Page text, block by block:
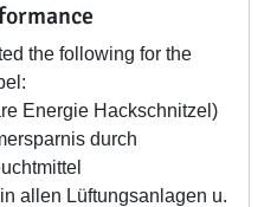
the following for the
Energie Hackschnitzel)
durch
allen Lüftungsanlagen u.